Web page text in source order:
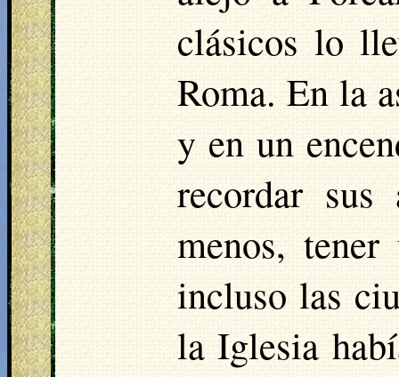
clásicos lo
Roma. En la
y en un
recordar
menos,
incluso las
la Iglesia